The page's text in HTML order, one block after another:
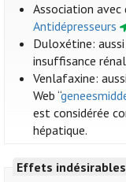
Association avec
Antidépresseurs
Duloxétine:
insuffisance
Venlafaxine:
Web “
est considérée
hépatique.
Effets indésirables